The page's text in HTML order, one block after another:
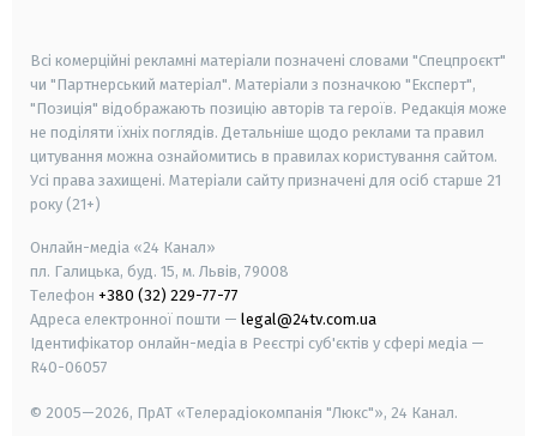
Всі комерційні рекламні матеріали позначені словами "Спецпроєкт"
чи "Партнерський матеріал". Матеріали з позначкою "Експерт",
"Позиція" відображають позицію авторів та героїв. Редакція може
не поділяти їхніх поглядів. Детальніше щодо реклами та правил
цитування можна ознайомитись в правилах користування сайтом.
Усі права захищені. Матеріали сайту призначені для осіб старше 21
року (21+)
Онлайн-медіа «24 Канал»
пл. Галицька, буд. 15, м. Львів, 79008
Телефон +380 (32) 229-77-77
Адреса електронної пошти — legal@24tv.com.ua
Ідентифікатор онлайн-медіа в Реєстрі суб'єктів у сфері медіа —
R40-06057
© 2005—2026, ПрАТ «Телерадіокомпанія "Люкс"», 24 Канал.